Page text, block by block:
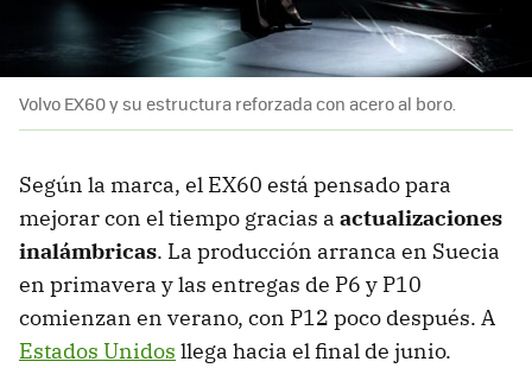
Volvo EX60 y su estructura reforzada con acero al boro.
Según la marca, el EX60 está pensado para
mejorar con el tiempo gracias a actualizaciones
inalámbricas. La producción arranca en Suecia
en primavera y las entregas de P6 y P10
comienzan en verano, con P12 poco después. A
Estados Unidos llega hacia el final de junio.